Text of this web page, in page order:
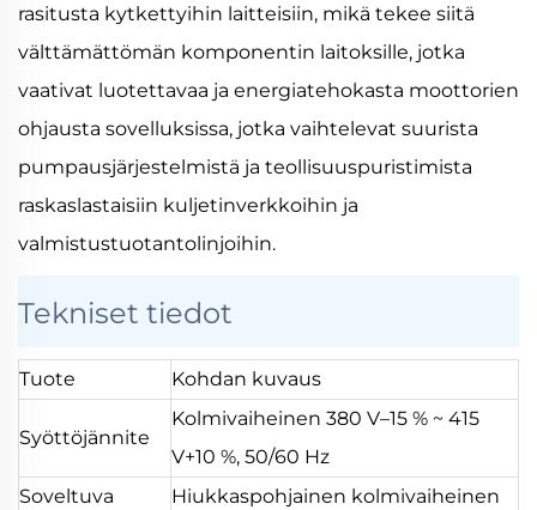
rasitusta kytkettyihin laitteisiin, mikä tekee siitä
välttämättömän komponentin laitoksille, jotka
vaativat luotettavaa ja energiatehokasta moottorien
ohjausta sovelluksissa, jotka vaihtelevat suurista
pumpausjärjestelmistä ja teollisuuspuristimista
raskaslastaisiin kuljetinverkkoihin ja
valmistustuotantolinjoihin.
Tekniset tiedot
Tuote Kohdan kuvaus
Syöttöjännite
Kolmivaiheinen 380 V–15 % ~ 415
V+10 %, 50/60 Hz
Soveltuva
Hiukkaspohjainen kolmivaiheinen